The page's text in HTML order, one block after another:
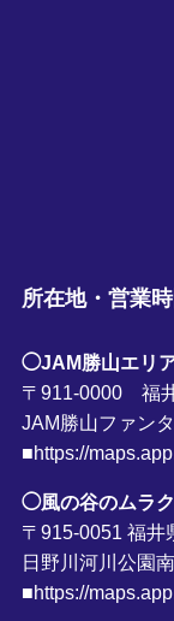
所在地・営業
◯JAM勝山エリ
〒911-0000 福
JAM勝山ファン
■https://
◯風の谷のムラ
〒915-0051 福井
日野川河川公園
■https://